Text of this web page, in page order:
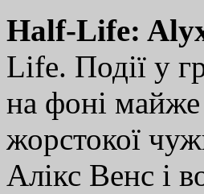
Half-Life:
Life. Події у
на фоні майже
жорстокої
Алікс Венс і